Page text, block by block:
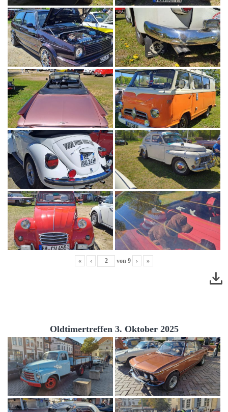
« ‹ von 9 › »
Oldtimertreffen 3. Oktober 2025